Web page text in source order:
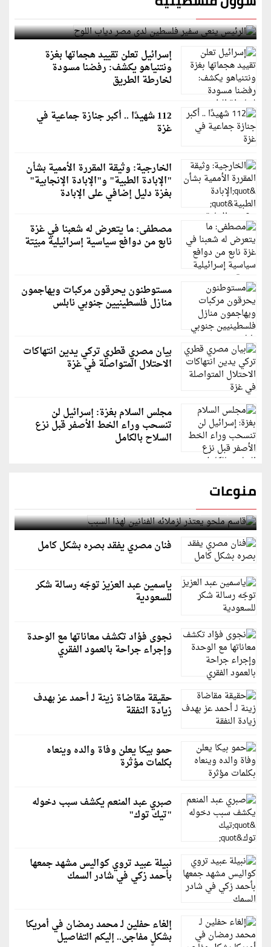
الرئيس ينعى سفير فلسطين لدى مصر دياب اللوح
إسرائيل تعلن تقييد هجماتها بغزة
ونتنياهو يكشف: رفضنا مسودة
لخارطة الطريق
112 شهيدًا .. أكبر جنازة جماعية في
غزة
الخارجية: وثيقة المقررة الأممية بشأن
"الإبادة الطبية" و"الإبادة الإنجابية"
بغزة دليل إضافي على الإبادة
مصطفى: ما يتعرض له شعبنا في غزة
نابع من دوافع سياسية إسرائيلية مبيّتة
مستوطنون يحرقون مركبات ويهاجمون
منازل فلسطينيين جنوبي نابلس
بيان مصري قطري تركي يدين انتهاكات
الاحتلال المتواصلة في غزة
مجلس السلام بغزة: إسرائيل لن
تنسحب وراء الخط الأصفر قبل نزع
السلاح بالكامل
منوعات
قاسم ملحو يعتذر لزملائه الفنانين لهذا السبب
فنان مصري يفقد بصره بشكل كامل
ياسمين عبد العزيز توجّه رسالة شكر
للسعودية
نجوى فؤاد تكشف معاناتها مع الوحدة
وإجراء جراحة بالعمود الفقري
حقيقة مقاضاة زينة لـ أحمد عز بهدف
زيادة النفقة
حمو بيكا يعلن وفاة والده وينعاه
بكلمات مؤثرة
صبري عبد المنعم يكشف سبب دخوله
"تيك توك"
نبيلة عبيد تروي كواليس مشهد جمعها
بأحمد زكي في شادر السمك
إلغاء حفلين لـ محمد رمضان في أمريكا
بشكلٍ مفاجئ.. إليكم التفاصيل